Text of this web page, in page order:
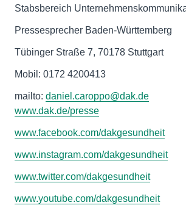
Stabsbereich
Pressesprecher Baden-Württemberg
Tübinger Straße 7, 70178 Stuttgart
Mobil: 0172 4200413
mailto: daniel.caroppo@dak.de
www.dak.de/presse
www.facebook.com/dakgesundheit
www.instagram.com/dakgesundheit
www.twitter.com/dakgesundheit
www.youtube.com/dakgesundheit